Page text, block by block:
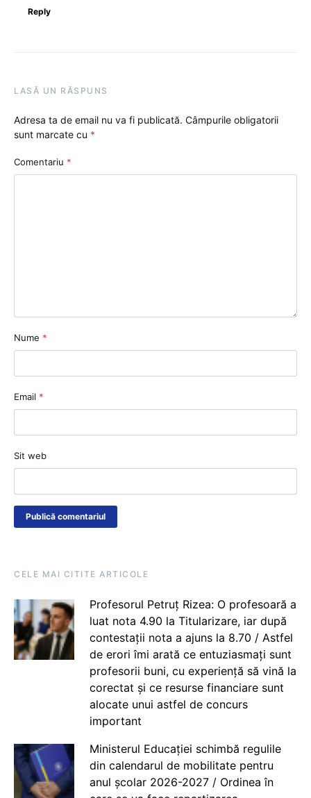
Reply
LASĂ UN RĂSPUNS
Adresa ta de email nu va fi publicată. Câmpurile obligatorii
sunt marcate cu *
Comentariu *
Nume *
Email *
Sit web
CELE MAI CITITE ARTICOLE
Profesorul Petruț Rizea: O profesoară a
luat nota 4.90 la Titularizare, iar după
contestații nota a ajuns la 8.70 / Astfel
de erori îmi arată ce entuziasmați sunt
profesorii buni, cu experiență să vină la
corectat și ce resurse financiare sunt
alocate unui astfel de concurs
important
Ministerul Educației schimbă regulile
din calendarul de mobilitate pentru
anul școlar 2026-2027 / Ordinea în